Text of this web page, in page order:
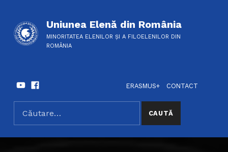
Uniunea Elenă din România
MINORITATEA ELENILOR ȘI A FILOELENILOR DIN
ROMÂNIA
SOCIAL LINKS
YoutubeFacebook
ERASMUS+
CONTACT
SEARCH THE SITE
Caută după: